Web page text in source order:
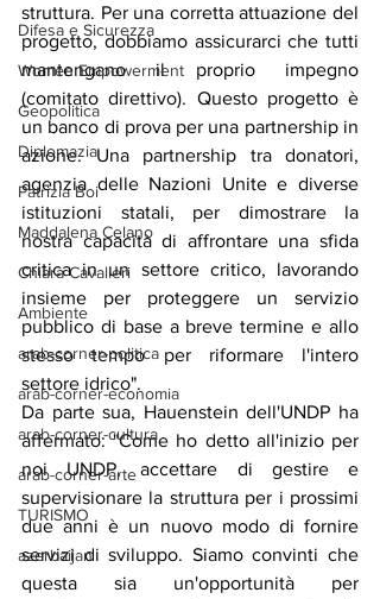
Difesa e Sicurezza
Women Empowerment
Geopolitica
Diplomazia
Patrizia Boi
Maddalena Celano
Chiara Cavalieri
Ambiente
arab-corner-politica
arab-corner-economia
arab-corner-cultura
arab-corner-arte
TURISMO
azerbaijan
struttura. Per una corretta attuazione del
progetto, dobbiamo assicurarci che tutti
mantengano il proprio impegno
(comitato direttivo). Questo progetto è
un banco di prova per una partnership in
azione. Una partnership tra donatori,
agenzia delle Nazioni Unite e diverse
istituzioni statali, per dimostrare la
nostra capacità di affrontare una sfida
critica in un settore critico, lavorando
insieme per proteggere un servizio
pubblico di base a breve termine e allo
stesso tempo per riformare l'intero
settore idrico".
Da parte sua, Hauenstein dell'UNDP ha
affermato: "Come ho detto all'inizio per
noi UNDP, accettare di gestire e
supervisionare la struttura per i prossimi
due anni è un nuovo modo di fornire
servizi di sviluppo. Siamo convinti che
questa sia un'opportunità per